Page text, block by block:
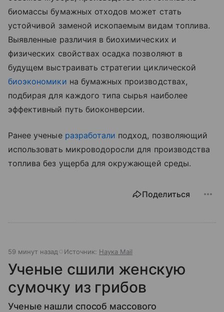
биомассы бумажных отходов может стать
устойчивой заменой ископаемым видам топлива.
Выявленные различия в биохимических и
физических свойствах осадка позволяют в
будущем выстраивать стратегии циклической
биоэкономики на бумажных производствах,
подбирая для каждого типа сырья наиболее
эффективный путь биоконверсии.
Ранее ученые разработали подход, позволяющий
использовать микроводоросли для производства
топлива без ущерба для окружающей среды.
Поделиться
59 минут назад Источник: Наука Mail
Ученые сшили женскую
сумочку из грибов
Ученые нашли способ массового